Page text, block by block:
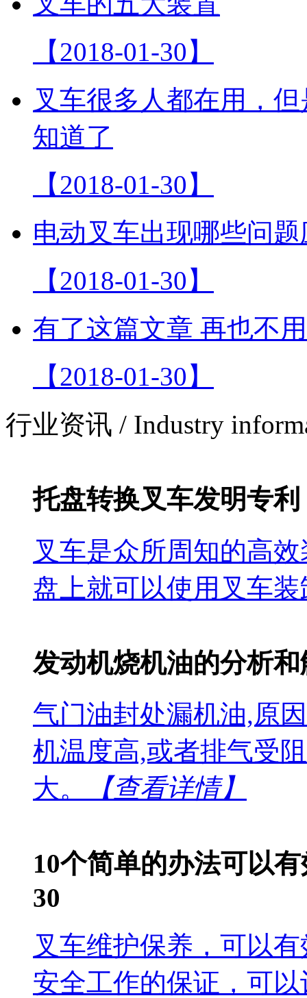
【2018-01-30】
叉车很多人都在用，
知道了
【2018-01-30】
电动叉车出现哪些问
【2018-01-30】
有了这篇文章 再也不
【2018-01-30】
行业资讯 / Industry
托盘转换叉车发明专利
叉车是众所周知的高
盘上就可以使用叉车装
发动机烧机油的分析
气门油封处漏机油,原
机温度高,或者排气受
大。
【查看详情】
10个简单的办法可以
30
叉车维护保养，可以
安全工作的保证，可